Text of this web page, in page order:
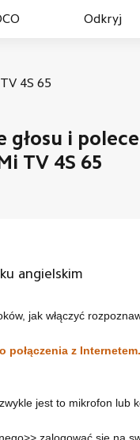
Odkryj
4S 65
głosu i
TV 4S 65
angielskim
jak włączyć
połączenia z
jest to mikrofon lub